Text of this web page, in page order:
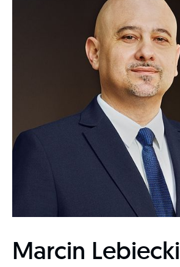
Marcin Lebiecki